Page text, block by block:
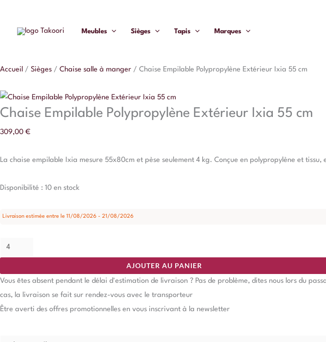
contenu
Meubles Sièges Tapis Marques
Accueil / Sièges / Chaise salle à manger / Chaise Empilable Polypropylène Extérieur Ixia 55 cm
Chaise Empilable Polypropylène Extérieur Ixia 55 cm
309,00 €
La chaise empilable Ixia mesure 55x80cm et pèse seulement 4 kg. Conçue en polypropylène et tissu,
Disponibilité : 10 en stock
Livraison estimée entre le 11/08/2026 - 21/08/2026
Chaise
Ixia
55
AJOUTER AU PANIER
Vous êtes absent pendant le délai d'estimation de livraison ? Pas de problème, dites nous lors du
cas, la livraison se fait sur rendez-vous avec le transporteur
Être averti des offres promotionnelles en vous inscrivant à la newsletter